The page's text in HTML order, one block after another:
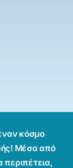
κόσμο
Μέσα από
περιπέτεια,